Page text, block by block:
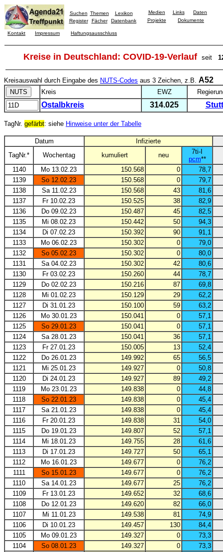
Suchen Themen
Lexikon
Register
Fächer Datenbank
Medien Links
Daten
Projekte
Dokumente
Kontakt Impressum Haftungsausschluss
Kreise in Deutschland: COVID-19-Verlauf seit
Kreisauswahl durch Eingabe des NUTS-Codes aus 3 Zeichen, z.B. A52
Kreis EWZ
Ostalbkreis 314.025
TagNr. gefärbt: siehe Hinweise unter der Tabelle
Datum
Infizierte
TagNr.*
Wochentag kumuliert neu
7ti-I
pcm**
1140
Mo 13.02.23 150.568 0
78,7
1139
So 12.02.23 150.568 0
79,7
1138
Sa 11.02.23 150.568 43
81,6
1137
Fr 10.02.23 150.525 38
82,9
1136
Do 09.02.23 150.487 45
82,5
1135
Mi 08.02.23 150.442 50
94,3
1134
Di 07.02.23 150.392 90
91,1
1133
Mo 06.02.23 150.302 0
79,0
1132
So 05.02.23 150.302 0
80,0
1131
Sa 04.02.23 150.302 42
80,6
1130
Fr 03.02.23 150.260 44
78,7
1129
Do 02.02.23 150.216 87
69,8
1128
Mi 01.02.23 150.129 29
62,2
1127
Di 31.01.23 150.100 59
63,2
1126
Mo 30.01.23 150.041 0
57,1
1125
So 29.01.23 150.041 0
57,1
1124
Sa 28.01.23 150.041 36
57,1
1123
Fr 27.01.23 150.005 13
52,4
1122
Do 26.01.23 149.992 65
56,5
1121
Mi 25.01.23 149.927 0
50,8
1120
Di 24.01.23 149.927 89
49,2
1119
Mo 23.01.23 149.838 0
44,8
1118
So 22.01.23 149.838 0
45,4
1117
Sa 21.01.23 149.838 0
45,4
1116
Fr 20.01.23 149.838 31
54,0
1115
Do 19.01.23 149.807 52
57,1
1114
Mi 18.01.23 149.755 28
61,6
1113
Di 17.01.23 149.727 50
65,1
1112
Mo 16.01.23 149.677 0
76,2
1111
So 15.01.23 149.677 0
76,2
1110
Sa 14.01.23 149.677 25
76,2
1109
Fr 13.01.23 149.652 32
68,6
1108
Do 12.01.23 149.620 82
66,0
1107
Mi 11.01.23 149.538 81
74,9
1106
Di 10.01.23 149.457 130
84,4
1105
Mo 09.01.23 149.327 0
73,3
1104
So 08.01.23 149.327 0
73,3